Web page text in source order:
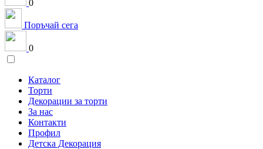
0
Поръчай сега
0
Каталог
Торти
Декорации за торти
За нас
Контакти
Профил
Детска Декорация